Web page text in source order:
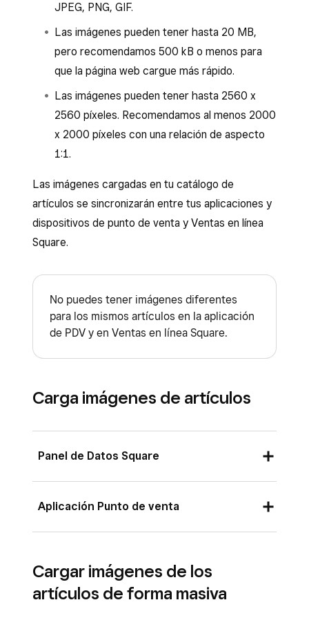
JPEG, PNG, GIF.
Las imágenes pueden tener hasta 20 MB,
pero recomendamos 500 kB o menos para
que la página web cargue más rápido.
Las imágenes pueden tener hasta 2560 x
2560 píxeles. Recomendamos al menos 2000
x 2000 píxeles con una relación de aspecto
1:1.
Las imágenes cargadas en tu catálogo de
artículos se sincronizarán entre tus aplicaciones y
dispositivos de punto de venta y Ventas en línea
Square.
No puedes tener imágenes diferentes
para los mismos artículos en la aplicación
de PDV y en Ventas en línea Square.
Carga imágenes de artículos
Panel de Datos Square
Inicia sesión en el Panel de Datos Square y
artículos.
Haz clic en el artículo seleccionado de la
Aplicación Punto de venta
Pulsa Artículos >Todos los artículos
Pulsa el artículo seleccionado de la lista o
Cargar imágenes de los
artículos de forma masiva